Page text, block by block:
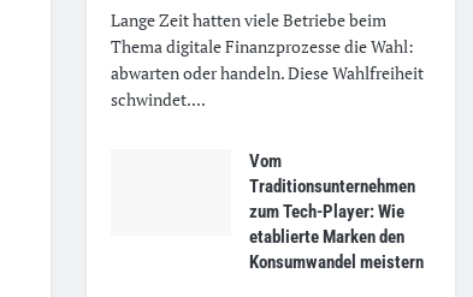
Lange Zeit hatten viele Betriebe beim
Thema digitale Finanzprozesse die Wahl:
abwarten oder handeln. Diese Wahlfreiheit
schwindet....
Vom
Traditionsunternehmen
zum Tech-Player: Wie
etablierte Marken den
Konsumwandel meistern